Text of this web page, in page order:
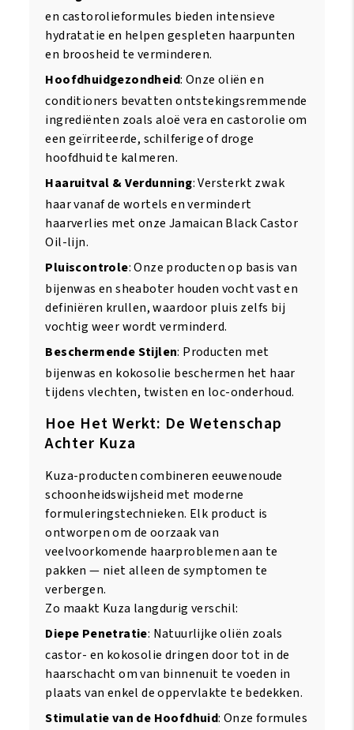
en castorolieformules bieden intensieve
hydratatie en helpen gespleten haarpunten
en broosheid te verminderen.
Hoofdhuidgezondheid: Onze oliën en
conditioners bevatten ontstekingsremmende
ingrediënten zoals aloë vera en castorolie om
een geïrriteerde, schilferige of droge
hoofdhuid te kalmeren.
Haaruitval & Verdunning: Versterkt zwak
haar vanaf de wortels en vermindert
haarverlies met onze Jamaican Black Castor
Oil-lijn.
Pluiscontrole: Onze producten op basis van
bijenwas en sheaboter houden vocht vast en
definiëren krullen, waardoor pluis zelfs bij
vochtig weer wordt verminderd.
Beschermende Stijlen: Producten met
bijenwas en kokosolie beschermen het haar
tijdens vlechten, twisten en loc-onderhoud.
Hoe Het Werkt: De Wetenschap
Achter Kuza
Kuza-producten combineren eeuwenoude
schoonheidswijsheid met moderne
formuleringstechnieken. Elk product is
ontworpen om de oorzaak van
veelvoorkomende haarproblemen aan te
pakken — niet alleen de symptomen te
verbergen.
Zo maakt Kuza langdurig verschil:
Diepe Penetratie: Natuurlijke oliën zoals
castor- en kokosolie dringen door tot in de
haarschacht om van binnenuit te voeden in
plaats van enkel de oppervlakte te bedekken.
Stimulatie van de Hoofdhuid: Onze formules